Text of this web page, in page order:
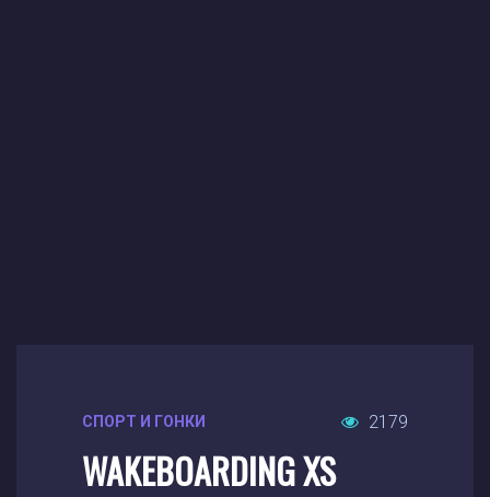
СПОРТ И ГОНКИ 2179
WAKEBOARDING XS